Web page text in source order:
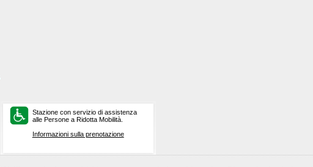
Stazione con servizio di assistenza
alle Persone a Ridotta Mobilità.
Informazioni sulla prenotazione